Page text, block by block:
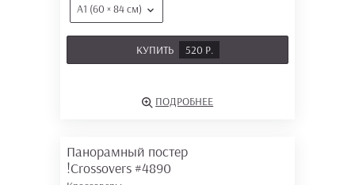
А1 (60 × 84 см)
КУПИТЬ 520 Р.
ПОДРОБНЕЕ
Панорамный постер
!Crossovers #4890